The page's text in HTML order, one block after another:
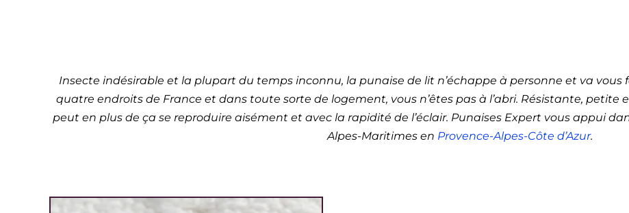
Insecte indésirable et la plupart du temps inconnu, la punaise de lit n’échappe à personne et va vous
quatre endroits de France et dans toute sorte de logement, vous n’êtes pas à l’abri. Résistante,
peut en plus de ça se reproduire aisément et avec la rapidité de l’éclair. Punaises Expert vous appui
Alpes-Maritimes en Provence-Alpes-Côte d’Azur.